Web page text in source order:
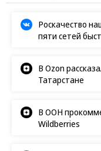
Роскачество
пяти сетей
В Ozon
Татарстане
В ООН
Wildberries